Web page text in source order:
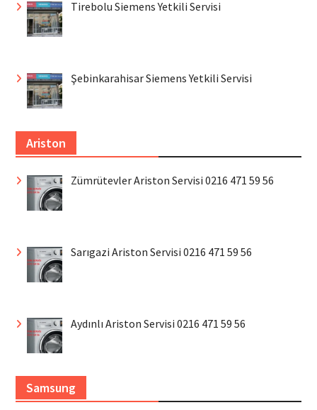
Tirebolu Siemens Yetkili Servisi
Şebinkarahisar Siemens Yetkili Servisi
Ariston
Zümrütevler Ariston Servisi 0216 471 59 56
Sarıgazi Ariston Servisi 0216 471 59 56
Aydınlı Ariston Servisi 0216 471 59 56
Samsung